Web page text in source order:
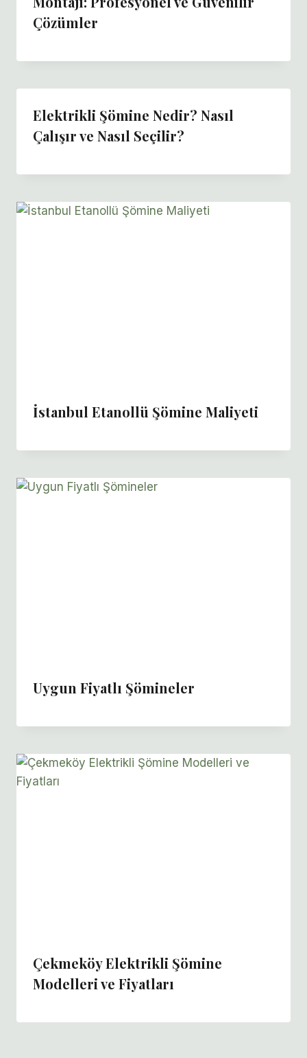
Çözümler
Elektrikli Şömine Nedir? Nasıl
Çalışır ve Nasıl Seçilir?
İstanbul Etanollü Şömine Maliyeti
Uygun Fiyatlı Şömineler
Çekmeköy Elektrikli Şömine
Modelleri ve Fiyatları